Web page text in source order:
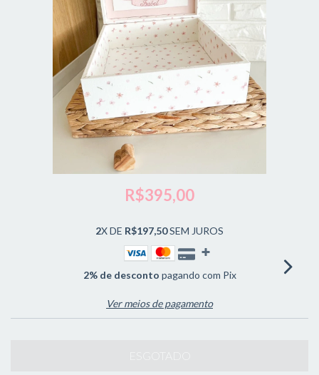
R$395,00
2X DE R$197,50SEM JUROS
2% de desconto pagando com Pix
Ver meios de pagamento